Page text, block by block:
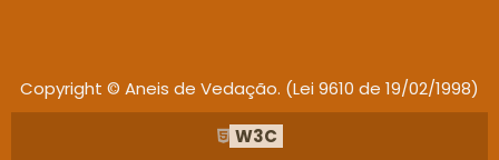
Copyright © Aneis de Vedação. (Lei 9610 de 19/02/1998)
W3C